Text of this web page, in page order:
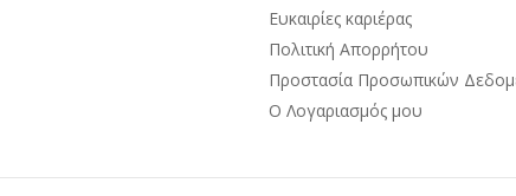
Ευκαιρίες καριέρας
Πολιτική Απορρήτου
Προστασία Προσωπικών
Ο Λογαριασμός μου